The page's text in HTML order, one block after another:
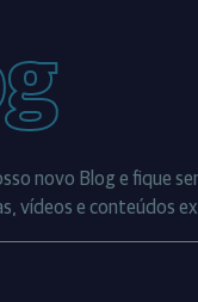
novo Blog e fique
vídeos e conteúdos